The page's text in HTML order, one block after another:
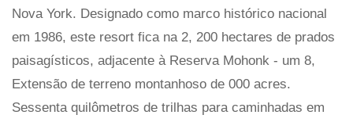
Nova York. Designado como marco histórico nacional
em 1986, este resort fica na 2, 200 hectares de prados
paisagísticos, adjacente à Reserva Mohonk - um 8,
Extensão de terreno montanhoso de 000 acres.
Sessenta quilômetros de trilhas para caminhadas em